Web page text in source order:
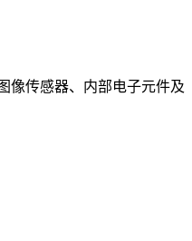
像传感器、内部电子元件及